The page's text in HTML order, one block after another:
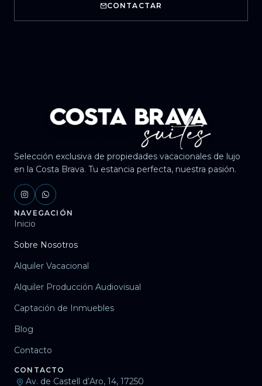
CONTACTAR
Selección exclusiva de propiedades vacacionales de lujo
en la Costa Brava. Tu estancia perfecta, nuestra pasión.
NAVEGACIÓN
Inicio
Sobre Nosotros
Alquiler Vacacional
Alquiler Producción Audiovisual
Captación de Inmuebles
Blog
Contacto
CONTACTO
Av. de Castell d’Aro, 14, 17250